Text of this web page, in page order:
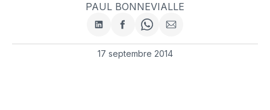
PAUL BONNEVIALLE
Partager
sur
LinkedIn
Partager
sur
Facebook
Share
on
WhatsApp
Partager
par
courriel
17 septembre 2014